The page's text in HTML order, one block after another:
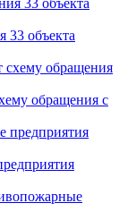
33 объекта
обращения с